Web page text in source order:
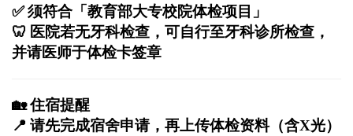
✅须符合「教育部大专校院体检项目」
🦷 医院若无牙科检查，可自行至牙科诊所检查，
并请医师于体检卡签章
🏡住宿提醒
📍 请先完成宿舍申请，再上传体检资料（含X光）